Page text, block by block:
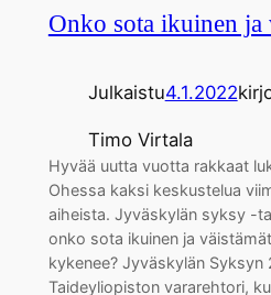
Onko sota ikuinen ja
Julkaistu4.1.2022
Timo Virtala
Hyvää uutta vuotta rakkaat
Ohessa kaksi keskustelua
aiheista. Jyväskylän syksy -
onko sota ikuinen ja
kykenee? Jyväskylän Syksyn
Taideyliopiston vararehtori,